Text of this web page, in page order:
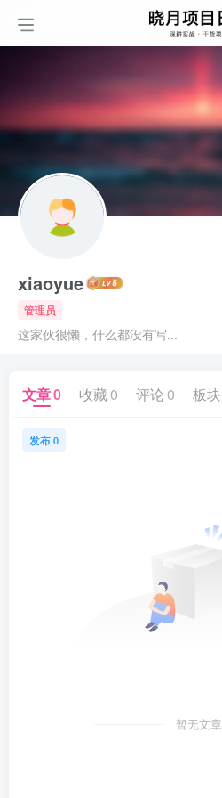
xiaoyue
管理员
这家伙很懒，什么都没有写...
文章0 收藏 0 评论 0 板块
发布 0
暂无文章